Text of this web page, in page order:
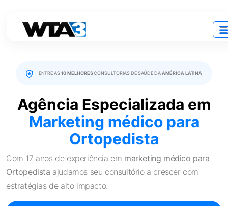
ENTRE AS10 MELHORESCONSULTORIAS DE SAÚDE DAAMÉRICA LATINA
Agência Especializada em
Marketing médico para
Ortopedista
Com 17 anos de experiência em marketing médico para
Ortopedista ajudamos seu consultório a crescer com
estratégias de alto impacto.